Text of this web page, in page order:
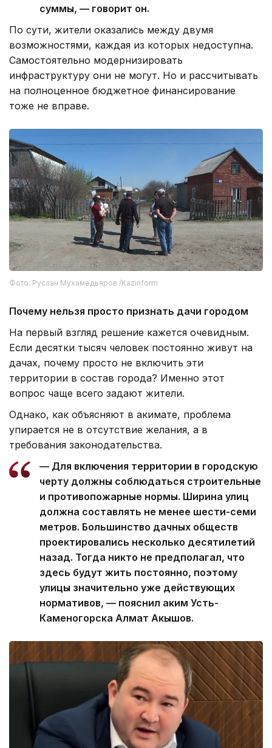
суммы, — говорит он.
По сути, жители оказались между двумя
возможностями, каждая из которых недоступна.
Самостоятельно модернизировать
инфраструктуру они не могут. Но и рассчитывать
на полноценное бюджетное финансирование
тоже не вправе.
Фото: Руслан Мухамедьяров /Kazinform
Почему нельзя просто признать дачи городом
На первый взгляд решение кажется очевидным.
Если десятки тысяч человек постоянно живут на
дачах, почему просто не включить эти
территории в состав города? Именно этот
вопрос чаще всего задают жители.
Однако, как объясняют в акимате, проблема
упирается не в отсутствие желания, а в
требования законодательства.
— Для включения территории в городскую
черту должны соблюдаться строительные
и противопожарные нормы. Ширина улиц
должна составлять не менее шести-семи
метров. Большинство дачных обществ
проектировались несколько десятилетий
назад. Тогда никто не предполагал, что
здесь будут жить постоянно, поэтому
улицы значительно уже действующих
нормативов, — пояснил аким Усть-
Каменогорска Алмат Акышов.